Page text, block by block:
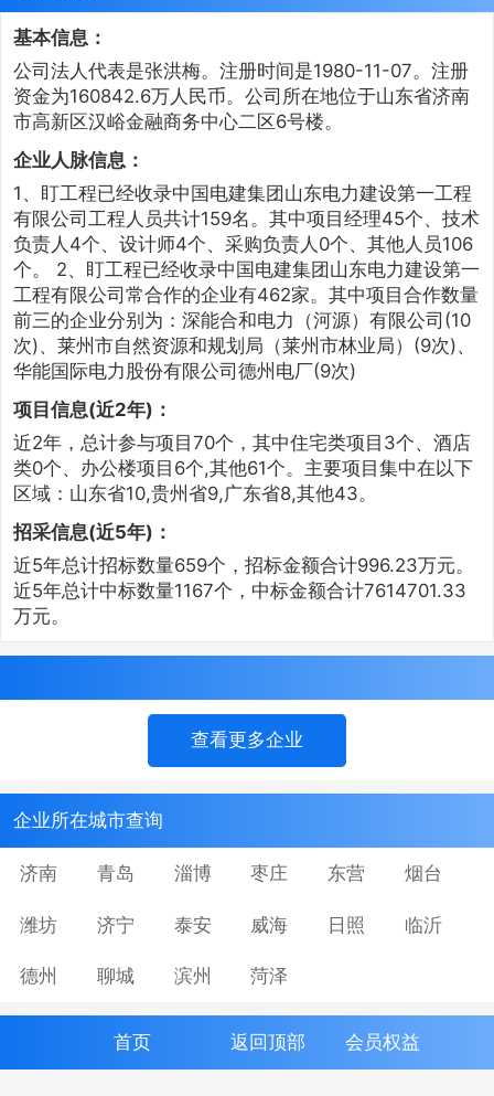
基本信息：
公司法人代表是张洪梅。注册时间是1980-11-07。注册
资金为160842.6万人民币。公司所在地位于山东省济南
市高新区汉峪金融商务中心二区6号楼。
企业人脉信息：
1、盯工程已经收录中国电建集团山东电力建设第一工程
有限公司工程人员共计159名。其中项目经理45个、技术
负责人4个、设计师4个、采购负责人0个、其他人员106
个。 2、盯工程已经收录中国电建集团山东电力建设第一
工程有限公司常合作的企业有462家。其中项目合作数量
前三的企业分别为：深能合和电力（河源）有限公司(10
次)、莱州市自然资源和规划局（莱州市林业局）(9次)、
华能国际电力股份有限公司德州电厂(9次)
项目信息(近2年)：
近2年，总计参与项目70个，其中住宅类项目3个、酒店
类0个、办公楼项目6个,其他61个。主要项目集中在以下
区域：山东省10,贵州省9,广东省8,其他43。
招采信息(近5年)：
近5年总计招标数量659个，招标金额合计996.23万元。
近5年总计中标数量1167个，中标金额合计7614701.33
万元。
查看更多企业
企业所在城市查询
济南 青岛 淄博 枣庄 东营 烟台
潍坊 济宁 泰安 威海 日照 临沂
德州 聊城 滨州 菏泽
首页 返回顶部 会员权益